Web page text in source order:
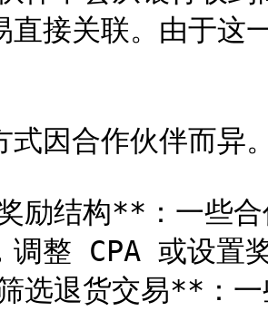
直接关联。由于这
式因合作伙伴而异
结构**：一些合
调整 CPA 或设置
退货交易**：一